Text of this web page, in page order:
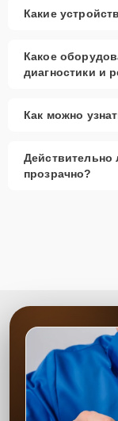
Какие
Какое
диагностики и
Как можно
Действительно
прозрачно?